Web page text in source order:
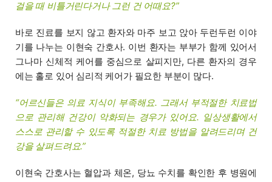
걸을 때 비틀거린다거나 그런 건 어때요?”
바로 진료를 보지 않고 환자와 마주 보고 앉아 두런두런 이야
기를 나누는 이현숙 간호사. 이번 환자는 부부가 함께 있어서
그나마 신체적 케어를 중심으로 살피지만, 다른 환자의 경우
에는 홀로 있어 심리적 케어가 필요한 부분이 많다.
“어르신들은 의료 지식이 부족해요. 그래서 부적절한 치료법
으로 관리해 건강이 악화되는 경우가 있어요. 일상생활에서
스스로 관리할 수 있도록 적절한 치료 방법을 알려드리며 건
강을 살펴드려요.”
이현숙 간호사는 혈압과 체온, 당뇨 수치를 확인한 후 병원에